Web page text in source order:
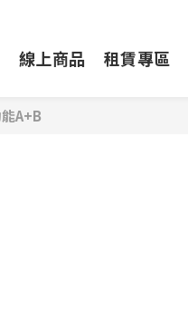
線上商品 租賃專區
A+B